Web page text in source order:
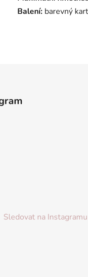
Balení: barevný
Sledovat na Instagramu